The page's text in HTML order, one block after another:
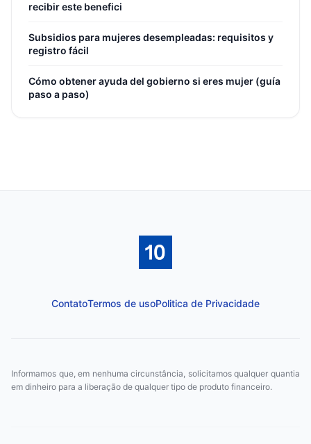
recibir este benefici
Subsidios para mujeres desempleadas: requisitos y
registro fácil
Cómo obtener ayuda del gobierno si eres mujer (guía
paso a paso)
ContatoTermos de usoPolitica de Privacidade
Informamos que, em nenhuma circunstância, solicitamos qualquer quantia
em dinheiro para a liberação de qualquer tipo de produto financeiro.